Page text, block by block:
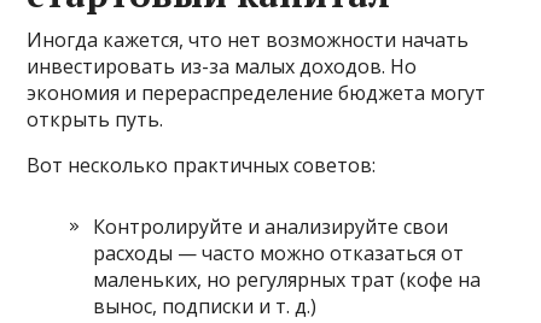
Иногда кажется, что нет возможности начать
инвестировать из-за малых доходов. Но
экономия и перераспределение бюджета могут
открыть путь.
Вот несколько практичных советов:
Контролируйте и анализируйте свои
расходы — часто можно отказаться от
маленьких, но регулярных трат (кофе на
вынос, подписки и т. д.)